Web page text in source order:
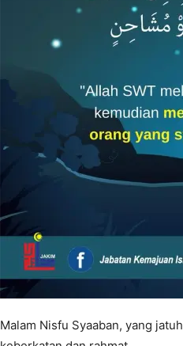
Malam Nisfu Syaaban, yang